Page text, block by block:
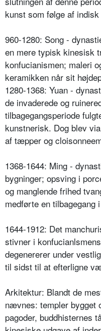
kunst som følge af
960-1280: Song -
en mere typisk kinesisk
konfucianismen; maleri
keramikken når sit
1280-1368: Yuan -
de invaderede og
tilbagegangsperiode
kunstnerisk. Dog blev
af tæpper og
1368-1644: Ming -
bygninger; opsving i
og manglende frihed
medførte en tilbagegang
1644-1912: Det
stivner i
degenererer under
til sidst til at efterligne
Arkitektur: Blandt de
nævnes: templer bygget
pagoder, buddhisternes